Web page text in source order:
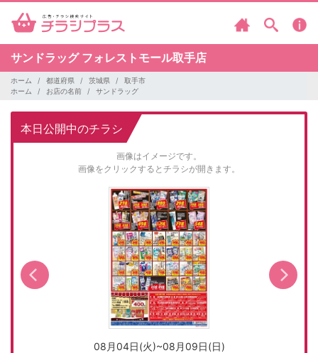
サンドラッグ フォレストモール取手店
ホーム 都道府県 茨城県
取手市
ホーム
お店の名前 サンドラッグ
本日公開中のチラシ
画像はイメージです。
画像をクリックするとチラシが開きます。
08月04日(火)~08月09日(日)